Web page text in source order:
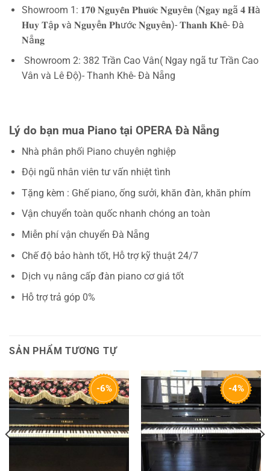
Showroom 1: 𝟏𝟕𝟎 𝐍𝐠𝐮𝐲𝐞̂̃𝐧 𝐏𝐡𝐮̛𝐨̛́𝐜 𝐍𝐠𝐮𝐲ê𝐧 (𝐍𝐠𝐚𝐲 𝐧𝐠ã 𝟒 𝐇à
𝐇𝐮𝐲 𝐓ậ𝐩 𝐯à 𝐍𝐠𝐮𝐲ễ𝐧 𝐏𝐡ướ𝐜 𝐍𝐠𝐮𝐲ê𝐧)- 𝐓𝐡𝐚𝐧𝐡 𝐊𝐡ê- Đà
𝐍ẵ𝐧𝐠
Showroom 2: 382 Trần Cao Vân( Ngay ngã tư Trần Cao
Vân và Lê Độ)- Thanh Khê- Đà Nẵng
Lý do bạn mua Piano tại OPERA Đà Nẵng
Nhà phân phối Piano chuyên nghiệp
Đội ngũ nhân viên tư vấn nhiệt tình
Tặng kèm : Ghế piano, ống sưởi, khăn đàn, khăn phím
Vận chuyển toàn quốc nhanh chóng an toàn
Miễn phí vận chuyển Đà Nẵng
Chế độ bảo hành tốt, Hỗ trợ kỹ thuật 24/7
Dịch vụ nâng cấp đàn piano cơ giá tốt
Hỗ trợ trả góp 0%
SẢN PHẨM TƯƠNG TỰ
-6% -4%